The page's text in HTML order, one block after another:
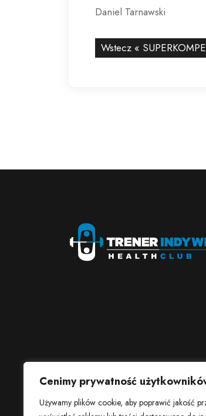
Cenimy prywatność
Używamy plików cookie, aby poprawić jakość
Daniel Tarnawski
Wstecz «